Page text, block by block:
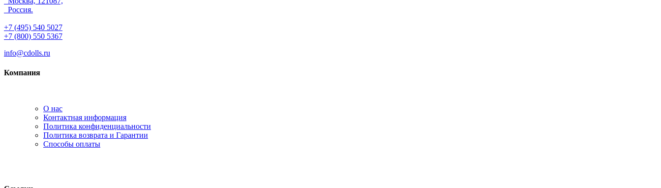
Россия.
+7 (495) 540 5027
+7 (800) 550 5367
info@cdolls.ru
Компания
О нас
Контактная информация
Политика конфиденциальности
Политика возврата и Гарантии
Способы оплаты